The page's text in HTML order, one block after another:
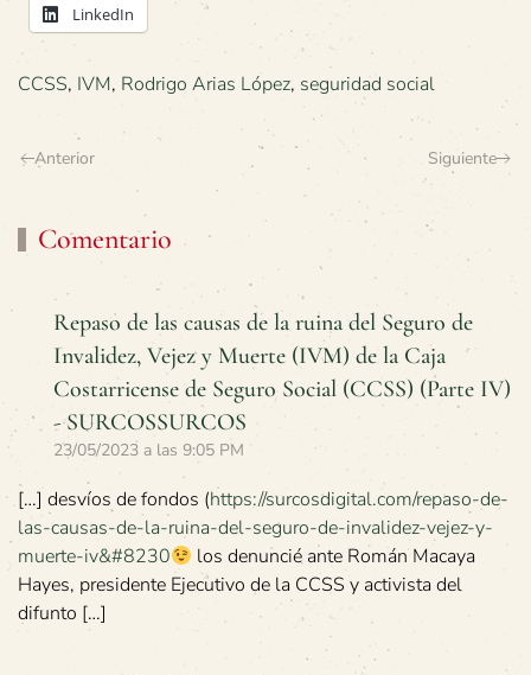
LinkedIn
CCSS, IVM, Rodrigo Arias López, seguridad social
Anterior Siguiente
Comentario
Repaso de las causas de la ruina del Seguro de
Invalidez, Vejez y Muerte (IVM) de la Caja
Costarricense de Seguro Social (CCSS) (Parte IV)
- SURCOSSURCOS
23/05/2023 a las 9:05 PM
[…] desvíos de fondos (https://surcosdigital.com/repaso-de-
las-causas-de-la-ruina-del-seguro-de-invalidez-vejez-y-
muerte-iv&#8230
los denuncié ante Román Macaya
Hayes, presidente Ejecutivo de la CCSS y activista del
difunto […]